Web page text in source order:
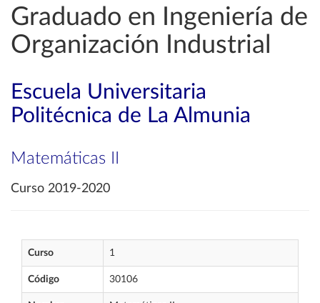
Graduado en Ingeniería de
Organización Industrial
Escuela Universitaria
Politécnica de La Almunia
Matemáticas II
Curso 2019-2020
Curso 1
Código 30106